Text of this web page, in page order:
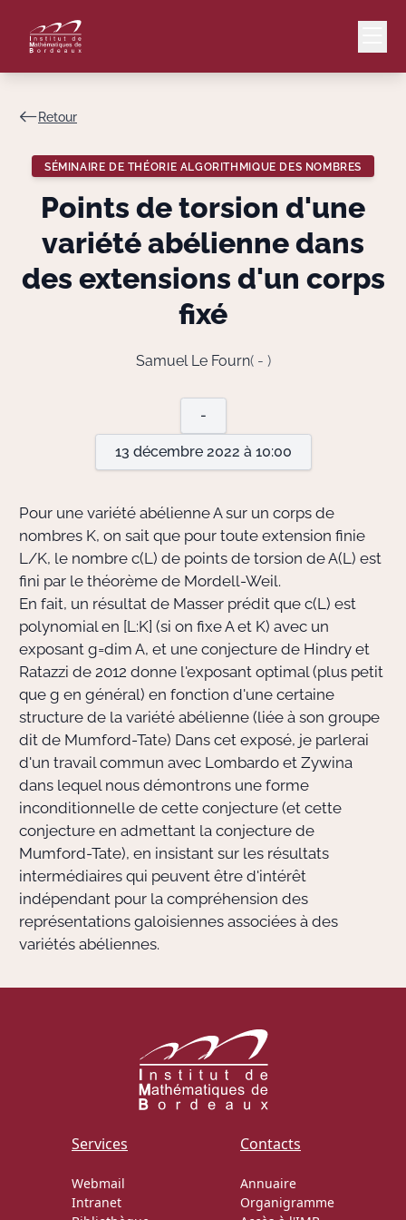
Lang
Doctorant·e·s
Bibliothèque
Informatique
Retour
SÉMINAIRE DE THÉORIE ALGORITHMIQUE DES NOMBRES
Points de torsion d'une
variété abélienne dans
des extensions d'un corps
fixé
Samuel Le Fourn( - )
-
13 décembre 2022 à 10:00
Pour une variété abélienne A sur un corps de
nombres K, on sait que pour toute extension finie
L/K, le nombre c(L) de points de torsion de A(L) est
fini par le théorème de Mordell-Weil.
En fait, un résultat de Masser prédit que c(L) est
polynomial en [L:K] (si on fixe A et K) avec un
exposant g=dim A, et une conjecture de Hindry et
Ratazzi de 2012 donne l'exposant optimal (plus petit
que g en général) en fonction d'une certaine
structure de la variété abélienne (liée à son groupe
dit de Mumford-Tate) Dans cet exposé, je parlerai
d'un travail commun avec Lombardo et Zywina
dans lequel nous démontrons une forme
inconditionnelle de cette conjecture (et cette
conjecture en admettant la conjecture de
Mumford-Tate), en insistant sur les résultats
intermédiaires qui peuvent être d'intérêt
indépendant pour la compréhension des
représentations galoisiennes associées à des
variétés abéliennes.
Services
Webmail
Intranet
Contacts
Annuaire
Organigramme